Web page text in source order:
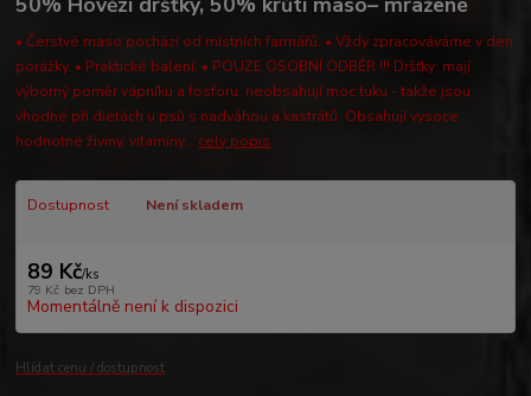
• Čerstvé maso pochází od místních farmářů. • Vždy zpracováváme v den
porážky. • Praktické balení. • POUZE OSOBNÍ ODBĚR !!! Dršťky: mají
výborný poměr vápníku a fosforu, neobsahují moc tuku - takže jsou
vhodné při dietách u psů s nadváhou a kastrátů. Obsahují vysoce
hodnotné živiny, vitamíny... celý popis
Dostupnost Není skladem
89 Kč/ks
79 Kč bez DPH
Momentálně není k dispozici
Hlídat cenu / dostupnost